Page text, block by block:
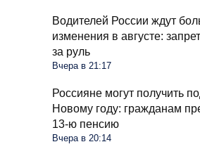
Водителей России ждут
изменения в августе:
за руль
Вчера в 21:17
Россияне могут получить
Новому году: гражданам
13-ю пенсию
Вчера в 20:14